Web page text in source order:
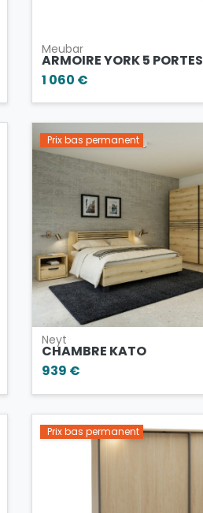
Meubar
ARMOIRE YORK 5 PORTES
1 060 €
Prix bas permanent
Neyt
CHAMBRE KATO
939 €
Prix bas permanent